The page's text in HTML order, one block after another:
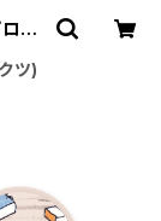
ダ
ノ
ツ)